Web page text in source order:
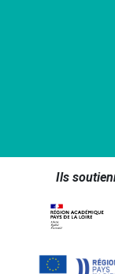
Ils